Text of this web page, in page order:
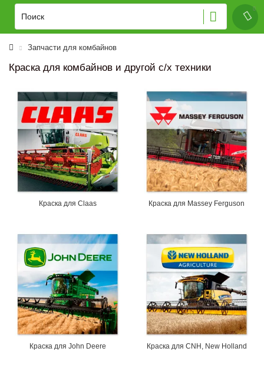
Запчасти для комбайнов
Краска для комбайнов и другой с/х техники
Краска для Claas Краска для Massey Ferguson
Краска для John Deere Краска для CNH, New Holland